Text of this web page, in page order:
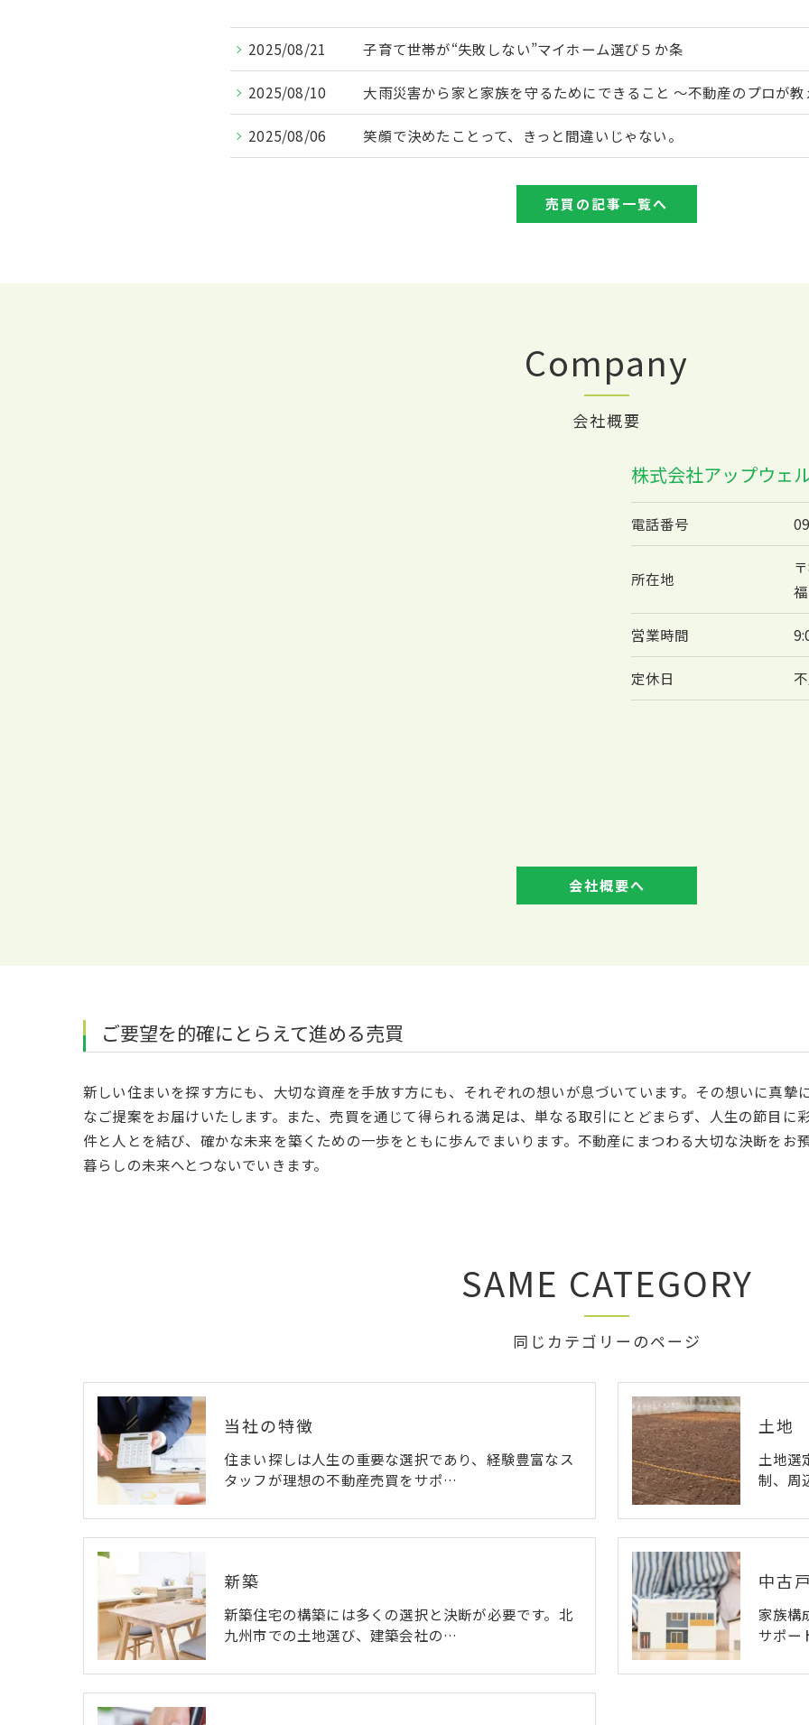
2025/08/21 子育て世帯が“失敗しない”マイホーム選び５か条
2025/08/10 大雨災害から家と家族を守るためにできること ～不動産のプロが
2025/08/06 笑顔で決めたことって、きっと間違いじゃない。
売買の記事一覧へ
会社概要
Company
株式会社アップウェ
電話番号
所在地
営業時間
定休日
会社概要へ
ご要望を的確にとらえて進める売買
新しい住まいを探す方にも、大切な資産を手放す方にも、それぞれの想いが息づいています。その想いに真
なご提案をお届けいたします。また、売買を通じて得られる満足は、単なる取引にとどまらず、人生の節目に
件と人とを結び、確かな未来を築くための一歩をともに歩んでまいります。不動産にまつわる大切な決断を
暮らしの未来へとつないでいきます。
同じカテゴリーのページ
SAME CATEGORY
当社の特徴
住まい探しは人生の重要な選択であり、経験豊富なス
タッフが理想の不動産売買をサポ…
土地
土地選
制、周
新築
新築住宅の構築には多くの選択と決断が必要です。北
九州市での土地選び、建築会社の…
中古
家族構
サポー